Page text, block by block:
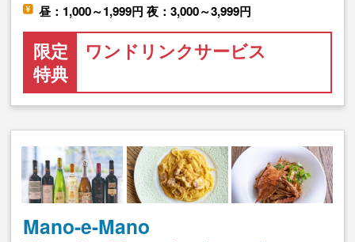
昼：1,000～1,999円 夜：3,000～3,999円
限定
特典
ワンドリンクサービス
Mano-e-Mano